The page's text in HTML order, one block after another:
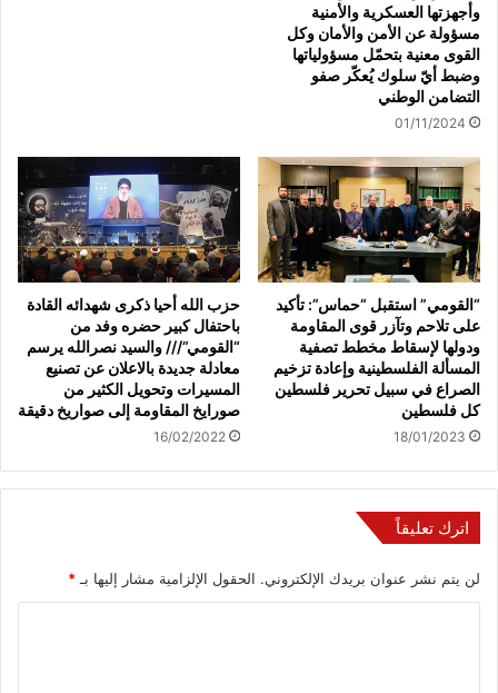
وأجهزتها العسكرية والأمنية
مسؤولة عن الأمن والأمان وكل
القوى معنية بتحمّل مسؤولياتها
وضبط أيّ سلوك يُعكّر صفو
التضامن الوطني
01/11/2024
“القومي” استقبل “حماس”: تأكيد
على تلاحم وتآزر قوى المقاومة
ودولها لإسقاط مخطط تصفية
المسألة الفلسطينية وإعادة تزخيم
الصراع في سبيل تحرير فلسطين
كل فلسطين
18/01/2023
حزب الله أحيا ذكرى شهدائه القادة
باحتفال كبير حضره وفد من
“القومي”/// والسيد نصرالله يرسم
معادلة جديدة بالاعلان عن تصنيع
المسيرات وتحويل الكثير من
صورايخ المقاومة إلى صواريخ دقيقة
16/02/2022
اترك تعليقاً
لن يتم نشر عنوان بريدك الإلكتروني. الحقول الإلزامية مشار إليها بـ *